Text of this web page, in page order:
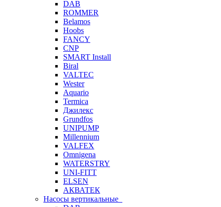
DAB
ROMMER
Belamos
Hoobs
FANCY
CNP
SMART Install
Biral
VALTEC
Wester
Aquario
Termica
Джилекс
Grundfos
UNIPUMP
Millennium
VALFEX
Omnigena
WATERSTRY
UNI-FITT
ELSEN
АКВАТЕК
Насосы вертикальные